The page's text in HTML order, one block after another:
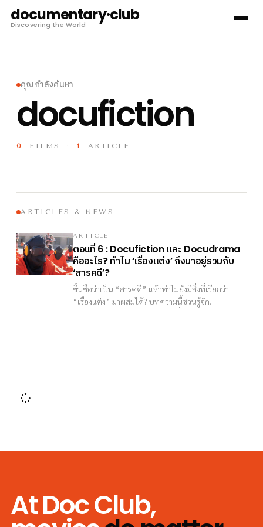
documentary·club
Discovering the World
คุณกำลังค้นหา
docufiction
0 FILMS · 1 ARTICLE
ARTICLES & NEWS
ARTICLE
ตอนที่ 6 : Docufictionและ Docudrama
คืออะไร?ทำไม‘เรื่องแต่ง’ถึงมาอยู่รวมกับ
‘สารคดี’?
ขึ้นชื่อว่าเป็น “สารคดี” แล้วทำไมยังมีสิ่งที่เรียกว่า
“เรื่องแต่ง” มาผสมได้? บทความนี้ชวนรู้จัก
At Doc Club,